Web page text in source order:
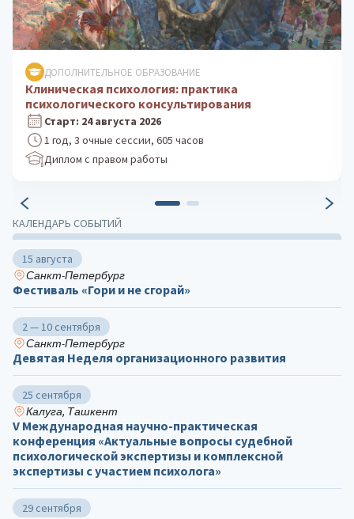
КАЛЕНДАРЬ СОБЫТИЙ
15 августа
Санкт-Петербург
Фестиваль «Гори и не сгорай»
2 — 10 сентября
Санкт-Петербург
Девятая Неделя организационного развития
25 сентября
Калуга, Ташкент
V Международная научно-практическая
конференция «Актуальные вопросы судебной
психологической экспертизы и комплексной
экспертизы с участием психолога»
29 сентября
ДОПОЛНИТЕЛЬНОЕ ОБРАЗОВАНИЕ
Психологическое консультирование: теория и
практика
Старт: 5 октября 2026
1 год, 3 очные сессии, 605 часов
Диплом с правом работы